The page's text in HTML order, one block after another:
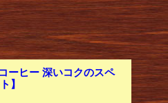
ーヒー 深いコクのスペ
】